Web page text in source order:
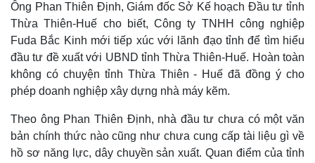
Ông Phan Thiên Định, Giám đốc Sở Kế hoạch Đầu tư tỉnh
Thừa Thiên-Huế cho biết, Công ty TNHH công nghiệp
Fuda Bắc Kinh mới tiếp xúc với lãnh đạo tỉnh để tìm hiểu
đầu tư đề xuất với UBND tỉnh Thừa Thiên-Huế. Hoàn toàn
không có chuyện tỉnh Thừa Thiên - Huế đã đồng ý cho
phép doanh nghiệp xây dựng nhà máy kẽm.
Theo ông Phan Thiên Định, nhà đầu tư chưa có một văn
bản chính thức nào cũng như chưa cung cấp tài liệu gì về
hồ sơ năng lực, dây chuyền sản xuất. Quan điểm của tỉnh